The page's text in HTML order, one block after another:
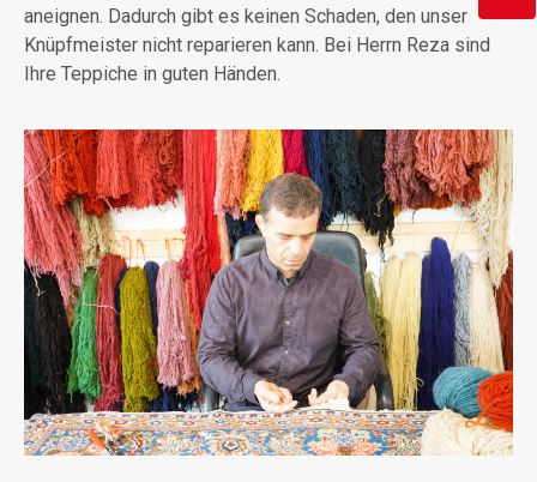
aneignen. Dadurch gibt es keinen Schaden, den unser
Knüpfmeister nicht reparieren kann. Bei Herrn Reza sind
Ihre Teppiche in guten Händen.